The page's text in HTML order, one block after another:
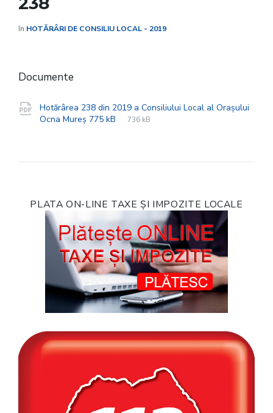
în HOTĂRÂRI DE CONSILIU LOCAL - 2019
Documente
Hotărârea 238 din 2019 a Consiliului Local al Orașului
Ocna Mureș 775 kB
File
pdf
File
736 kB
PLATA ON-LINE TAXE ȘI IMPOZITE LOCALE